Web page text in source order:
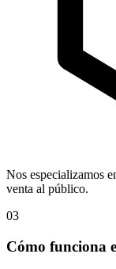
Nos especializamos
venta al público.
03
Cómo funciona